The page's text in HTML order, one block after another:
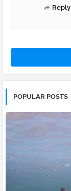
Reply
POPULAR POSTS